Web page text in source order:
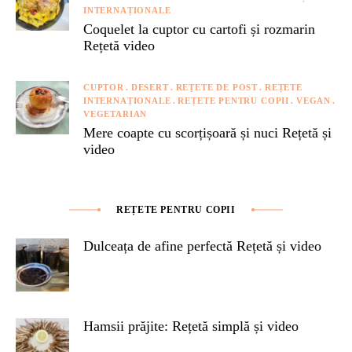
INTERNAȚIONALE
Coquelet la cuptor cu cartofi și rozmarin
Rețetă video
CUPTOR DESERT REȚETE DE POST
REȚETE
INTERNAȚIONALE
REȚETE PENTRU COPII
VEGAN
VEGETARIAN
Mere coapte cu scorțișoară și nuci Rețetă și
video
REȚETE PENTRU COPII
Dulceața de afine perfectă Rețetă și video
Hamsii prăjite: Rețetă simplă și video